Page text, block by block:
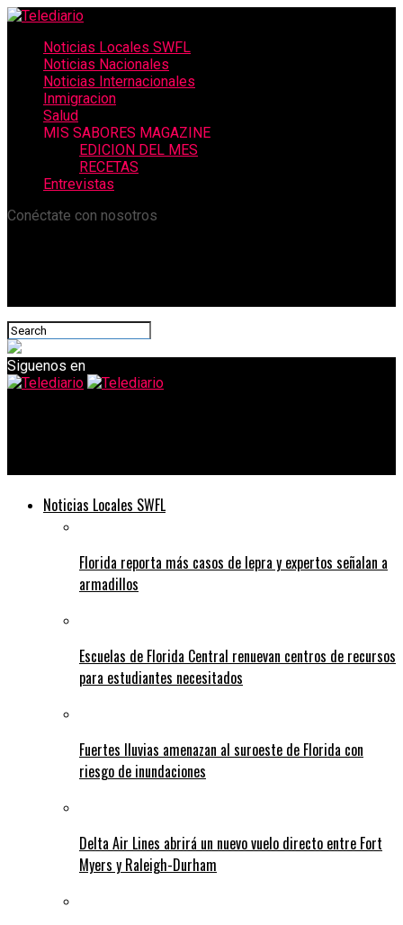
Noticias Locales SWFL
Noticias Nacionales
Noticias Internacionales
Inmigracion
Salud
MIS SABORES MAGAZINE
EDICION DEL MES
RECETAS
Entrevistas
Conéctate con nosotros
Siguenos en
Noticias Locales SWFL
Florida reporta más casos de lepra y expertos señalan a
armadillos
Escuelas de Florida Central renuevan centros de recursos
para estudiantes necesitados
Fuertes lluvias amenazan al suroeste de Florida con
riesgo de inundaciones
Delta Air Lines abrirá un nuevo vuelo directo entre Fort
Myers y Raleigh-Durham